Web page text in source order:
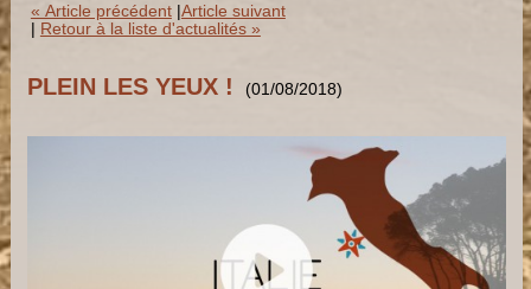
« Article précédent| Article suivant
Retour à la liste d'actualités »
PLEIN LES YEUX ! (01/08/2018)